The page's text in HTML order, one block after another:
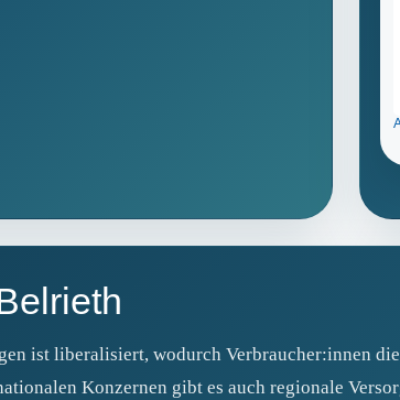
ist liberalisiert, wodurch Verbraucher:innen
Konzernen gibt es auch regionale